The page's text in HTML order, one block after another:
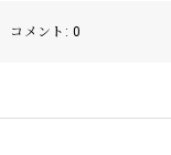
コメント: 0